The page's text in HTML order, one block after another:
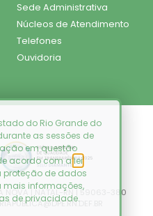
Sede Administrativa
Núcleos de Atendimento
Telefones
Ouvidoria
NOVA | NATAL-RN | 59063-380
do Rio Grande do
as sessões de
em questão
acordo com alei
proteção de dados
mais informações,
de privacidade.